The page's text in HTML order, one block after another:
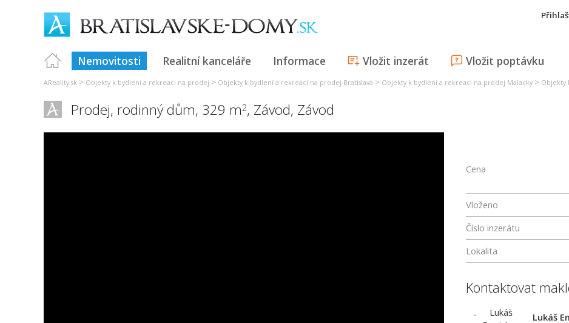
Nemovitosti Realitní kanceláře Informace Vložit inzerát Vložit poptávku
AReality.sk > Objekty k bydlení a rekreaci na prodej > Objekty k bydlení a rekreaci na prodej Bratislava > Objekty k bydlení a rekreaci na prodej Malacky > Objekty
Prodej, rodinný dům, 329 m2, Závod, Závod
Cena
Vloženo
Číslo inzerátu
Lokalita
Kontaktovat
Lukáš